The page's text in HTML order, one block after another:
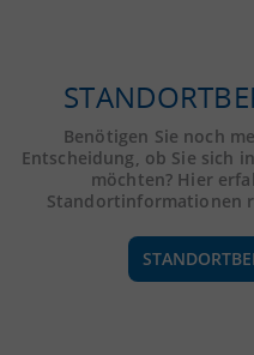
Benötigen Sie noch
Entscheidung, ob Sie sich
möchten? Hier
Standortinformationen